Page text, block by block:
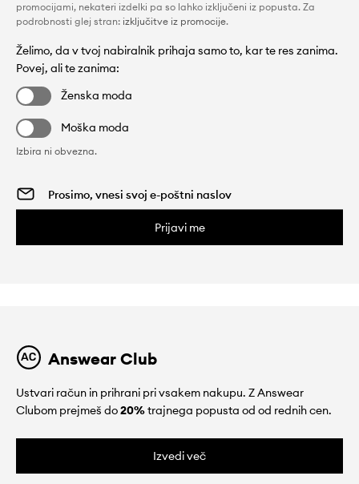
promocijami, nekateri izdelki pa so lahko izključeni iz popusta. Za
podrobnosti glej stran: izključitve iz promocije.
Želimo, da v tvoj nabiralnik prihaja samo to, kar te res zanima.
Povej, ali te zanima:
Ženska moda
Moška moda
Izbira ni obvezna.
Prijavi me
Answear Club
Ustvari račun in prihrani pri vsakem nakupu. Z Answear
Clubom prejmeš do20%trajnega popusta od od rednih cen.
Izvedi več